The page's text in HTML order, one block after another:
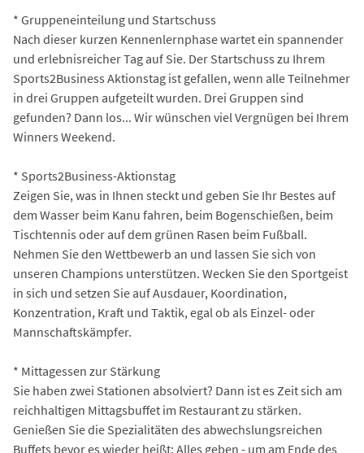
* Gruppeneinteilung und Startschuss
Nach dieser kurzen Kennenlernphase wartet ein spannender
und erlebnisreicher Tag auf Sie. Der Startschuss zu Ihrem
Sports2Business Aktionstag ist gefallen, wenn alle Teilnehmer
in drei Gruppen aufgeteilt wurden. Drei Gruppen sind
gefunden? Dann los... Wir wünschen viel Vergnügen bei Ihrem
Winners Weekend.
* Sports2Business-Aktionstag
Zeigen Sie, was in Ihnen steckt und geben Sie Ihr Bestes auf
dem Wasser beim Kanu fahren, beim Bogenschießen, beim
Tischtennis oder auf dem grünen Rasen beim Fußball.
Nehmen Sie den Wettbewerb an und lassen Sie sich von
unseren Champions unterstützen. Wecken Sie den Sportgeist
in sich und setzen Sie auf Ausdauer, Koordination,
Konzentration, Kraft und Taktik, egal ob als Einzel- oder
Mannschaftskämpfer.
* Mittagessen zur Stärkung
Sie haben zwei Stationen absolviert? Dann ist es Zeit sich am
reichhaltigen Mittagsbuffet im Restaurant zu stärken.
Genießen Sie die Spezialitäten des abwechslungsreichen
Buffets bevor es wieder heißt: Alles geben - um am Ende des